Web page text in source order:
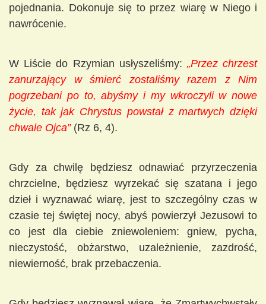
pojednania. Dokonuje się to przez wiarę w Niego i
nawrócenie.
W Liście do Rzymian usłyszeliśmy: „Przez chrzest
zanurzający w śmierć zostaliśmy razem z Nim
pogrzebani po to, abyśmy i my wkroczyli w nowe
życie, tak jak Chrystus powstał z martwych dzięki
chwale Ojca”(Rz 6, 4).
Gdy za chwilę będziesz odnawiać przyrzeczenia
chrzcielne, będziesz wyrzekać się szatana i jego
dzieł i wyznawać wiarę, jest to szczególny czas w
czasie tej świętej nocy, abyś powierzył Jezusowi to
co jest dla ciebie zniewoleniem: gniew, pycha,
nieczystość, obżarstwo, uzależnienie, zazdrość,
niewierność, brak przebaczenia.